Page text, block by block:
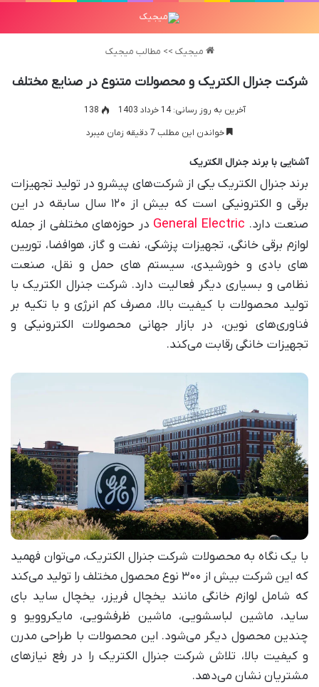
میجیک >> مطالب میجیک
شرکت جنرال الکتریک و محصولات متنوع در صنایع مختلف
آخرین به روز رسانی: 14 خرداد 1403
138
خواندن این مطلب 7 دقیقه زمان میبرد
آشنایی با برند جنرال الکتریک
برند جنرال الکتریک یکی از شرکت‌های پیشرو در تولید تجهیزات
برقی و الکترونیکی است که بیش از ۱۲۰ سال سابقه در این
صنعت دارد. General Electric در حوزه‌های مختلفی از جمله
لوازم برقی خانگی، تجهیزات پزشکی، نفت و گاز، هوافضا، توربین
های بادی و خورشیدی، سیستم های حمل و نقل، صنعت
نظامی و بسیاری دیگر فعالیت دارد. شرکت جنرال الکتریک با
تولید محصولات با کیفیت بالا، مصرف کم انرژی و با تکیه بر
فناوری‌های نوین، در بازار جهانی محصولات الکترونیکی و
تجهیزات خانگی رقابت می‌کند.
با یک نگاه به محصولات شرکت جنرال الکتریک، می‌توان فهمید
که این شرکت بیش از ۳۰۰ نوع محصول مختلف را تولید می‌کند
که شامل لوازم خانگی مانند یخچال فریزر، یخچال ساید بای
ساید، ماشین لباسشویی، ماشین ظرفشویی، مایکروویو و
چندین محصول دیگر می‌شود. این محصولات با طراحی مدرن
و کیفیت بالا، تلاش شرکت جنرال الکتریک را در رفع نیازهای
مشتریان نشان می‌دهد.